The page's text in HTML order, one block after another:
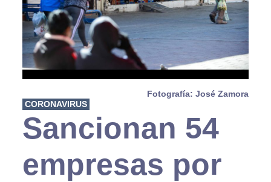
Fotografía: José Zamora
CORONAVIRUS
Sancionan 54
empresas por